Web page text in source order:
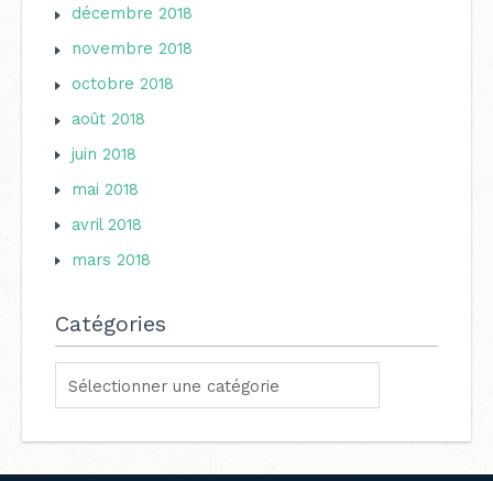
décembre 2018
novembre 2018
octobre 2018
août 2018
juin 2018
mai 2018
avril 2018
mars 2018
Catégories